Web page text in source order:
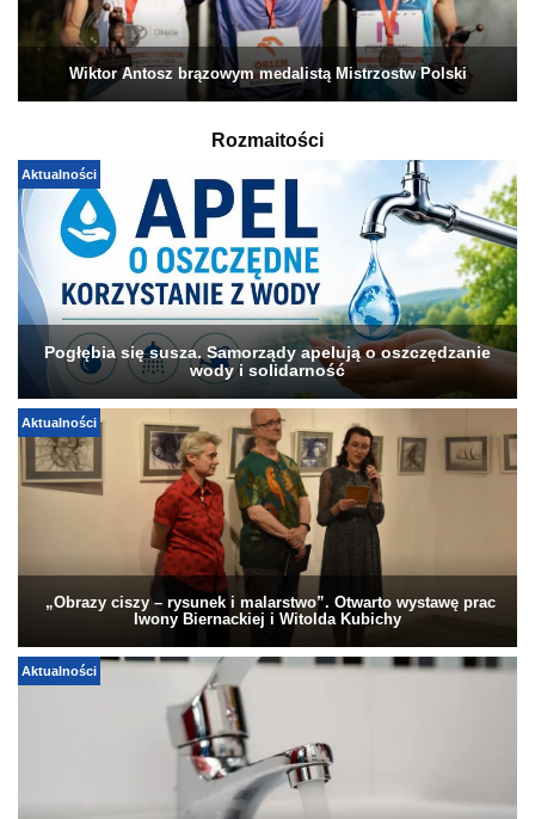
Wiktor Antosz brązowym medalistą Mistrzostw Polski
Rozmaitości
Aktualności
Pogłębia się susza. Samorządy apelują o oszczędzanie
wody i solidarność
Aktualności
„Obrazy ciszy – rysunek i malarstwo”. Otwarto wystawę prac
Iwony Biernackiej i Witolda Kubichy
Aktualności